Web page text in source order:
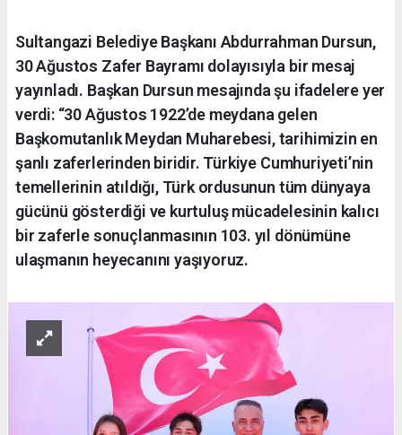
Sultangazi Belediye Başkanı Abdurrahman Dursun,
30 Ağustos Zafer Bayramı dolayısıyla bir mesaj
yayınladı. Başkan Dursun mesajında şu ifadelere yer
verdi: “30 Ağustos 1922’de meydana gelen
Başkomutanlık Meydan Muharebesi, tarihimizin en
şanlı zaferlerinden biridir. Türkiye Cumhuriyeti’nin
temellerinin atıldığı, Türk ordusunun tüm dünyaya
gücünü gösterdiği ve kurtuluş mücadelesinin kalıcı
bir zaferle sonuçlanmasının 103. yıl dönümüne
ulaşmanın heyecanını yaşıyoruz.